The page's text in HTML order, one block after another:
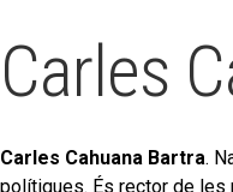
Carles
Carles Cahuana Bartra.
polítiques. És rector de les